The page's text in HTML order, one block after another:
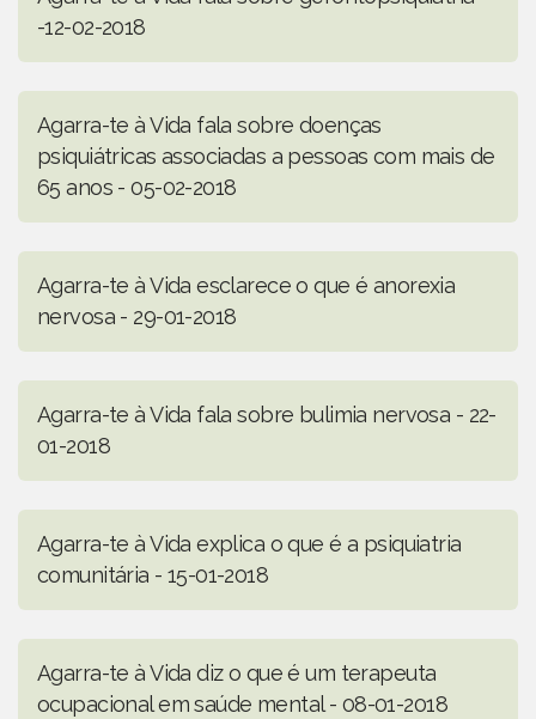
-12-02-2018
Agarra-te à Vida fala sobre doenças
psiquiátricas associadas a pessoas com mais de
65 anos - 05-02-2018
Agarra-te à Vida esclarece o que é anorexia
nervosa - 29-01-2018
Agarra-te à Vida fala sobre bulimia nervosa - 22-
01-2018
Agarra-te à Vida explica o que é a psiquiatria
comunitária - 15-01-2018
Agarra-te à Vida diz o que é um terapeuta
ocupacional em saúde mental - 08-01-2018